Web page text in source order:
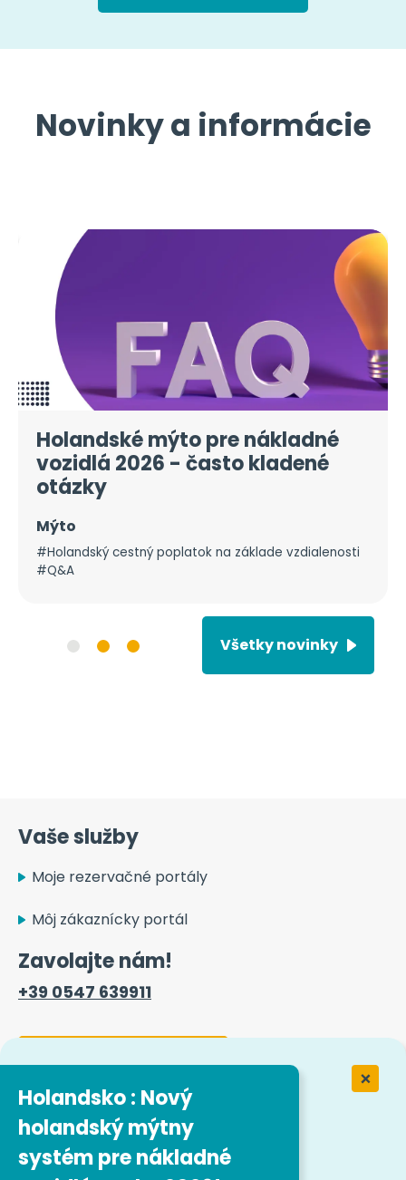
Holandsko : Nový
holandský mýtny
systém pre nákladné
Novinky a informácie
Všetky novinky
Holandské mýto pre nákladné
vozidlá 2026 - často kladené
otázky
Mýto
#Holandský cestný poplatok na základe vzdialenosti
#Q&A
Vaše služby
Moje rezervačné portály
Môj zákaznícky portál
Zavolajte nám!
+39 0547 639911
Kontaktný formulár
Práca v spoločnosti Easytrip
Transport Services